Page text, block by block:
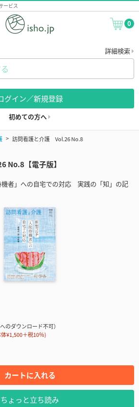
ービス
0
詳細検索
グイン／新規登録
初めての方へ
訪問看護と介護 Vol.26 No.8
No.8【電子版】
者」への自宅での対応 実践の「知」の記
のダウンロード不可）
¥1,500＋税10％)
カートに入れる
ちょっと立ち読み